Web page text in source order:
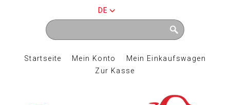
DE
Startseite Mein Konto
Mein Einkaufswagen
Zur Kasse